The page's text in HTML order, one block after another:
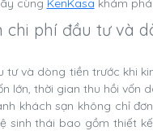
cùng KenKasa khám
chi phí đầu tư và
và dòng tiền trước khi
lớn, thời gian thu hồi vốn
khách sạn không chỉ
sinh thái bao gồm thiết